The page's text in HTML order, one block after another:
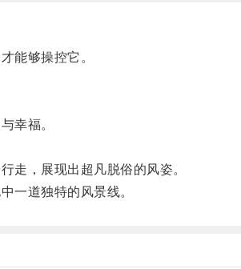
能够操控它。
幸福。
，展现出超凡脱俗的风姿。
一道独特的风景线。